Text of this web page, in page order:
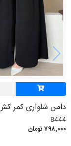
دامن شلواری کمر کش
8444
۷۹۸,۰۰۰ تومان